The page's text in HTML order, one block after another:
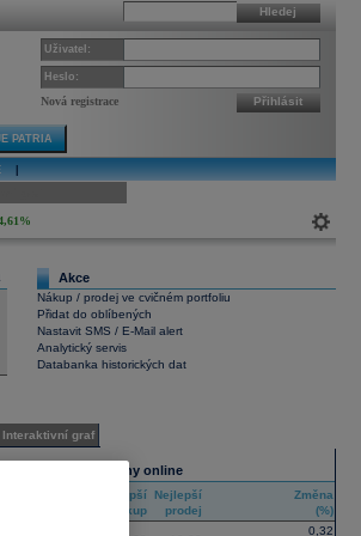
Hledej
Uživatel:
Heslo:
Nová registrace Přihlásit
PATRIA
Akce
Nákup / prodej ve cvičném portfoliu
Přidat do oblíbených
Nastavit SMS / E-Mail alert
Analytický servis
Databanka historických dat
Interaktivní graf
Všechny trhy online
Nejlepší
nákup
Nejlepší
prodej
Změna
(%)
0,32